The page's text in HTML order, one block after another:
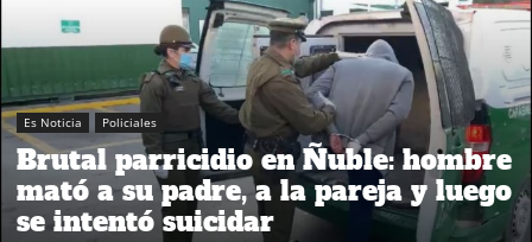
Es Noticia Policiales
Brutal parricidio en Ñuble: hombre
mató a su padre, a la pareja y luego
se intentó suicidar